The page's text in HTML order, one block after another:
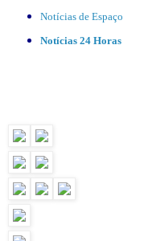
Notícias de Espaço
Notícias 24 Horas